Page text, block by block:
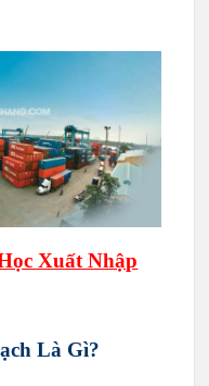
Xuất Nhập
Là Gì?